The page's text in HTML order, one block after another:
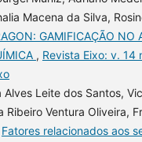
Macena da Silva,
GAMIFICAÇÃO NO
, Revista Eixo: v. 14
Alves Leite dos Santos,
Ribeiro Ventura Oliveira,
Fatores relacionados aos